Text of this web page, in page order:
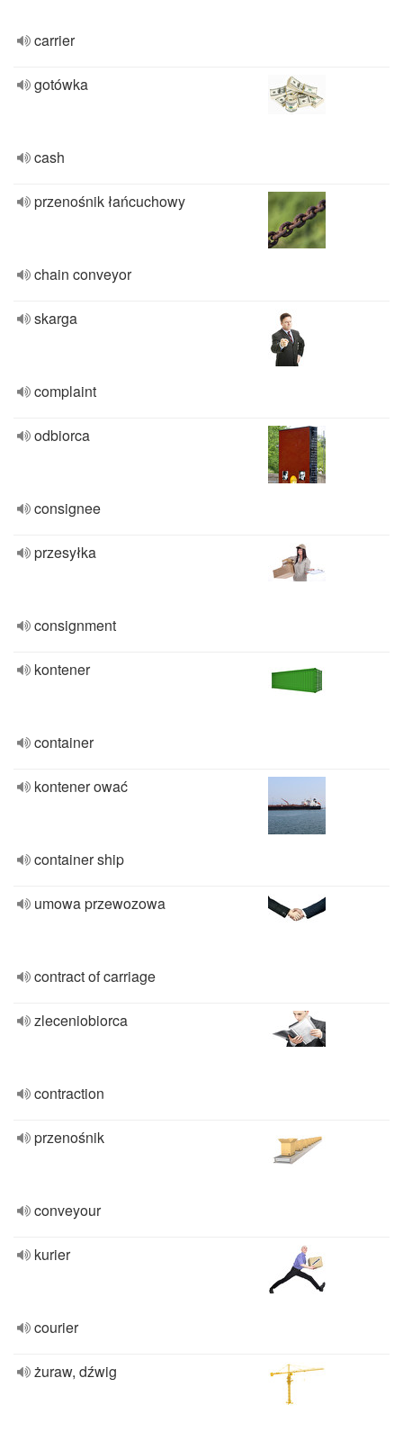
carrier
gotówka
cash
przenośnik łańcuchowy
chain conveyor
skarga
complaint
odbiorca
consignee
przesyłka
consignment
kontener
container
kontener ować
container ship
umowa przewozowa
contract of carriage
zleceniobiorca
contraction
przenośnik
conveyour
kurier
courier
żuraw, dźwig